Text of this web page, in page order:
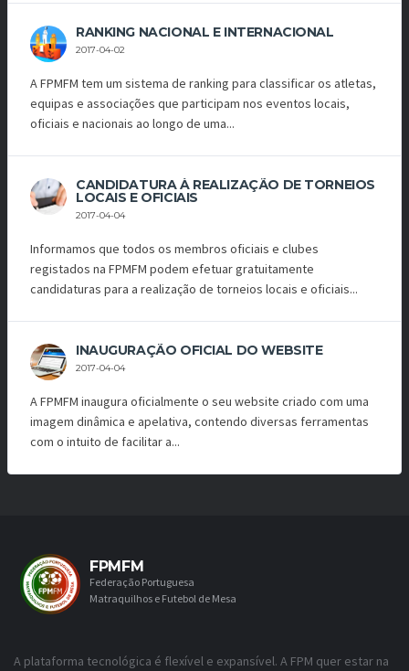
RANKING NACIONAL E INTERNACIONAL
2017-04-02
A FPMFM tem um sistema de ranking para classificar os atletas,
equipas e associações que participam nos eventos locais,
oficiais e nacionais ao longo de uma...
CANDIDATURA À REALIZAÇÃO DE TORNEIOS
LOCAIS E OFICIAIS
2017-04-04
Informamos que todos os membros oficiais e clubes
registados na FPMFM podem efetuar gratuitamente
candidaturas para a realização de torneios locais e oficiais...
INAUGURAÇÃO OFICIAL DO WEBSITE
2017-04-04
A FPMFM inaugura oficialmente o seu website criado com uma
imagem dinâmica e apelativa, contendo diversas ferramentas
com o intuito de facilitar a...
FPMFM
Federação Portuguesa
Matraquilhos e Futebol de Mesa
A plataforma tecnológica é flexível e expansível. A FPM quer estar na